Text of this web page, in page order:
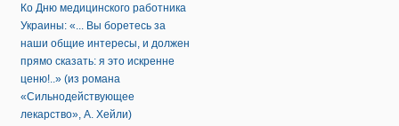
Ко Дню медицинского работника
Украины: «... Вы боретесь за
наши общие интересы, и должен
прямо сказать: я это искренне
ценю!..» (из романа
«Сильнодействующее
лекарство», А. Хейли)